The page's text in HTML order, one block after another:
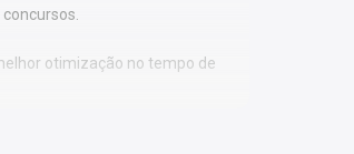
otimização no tempo de